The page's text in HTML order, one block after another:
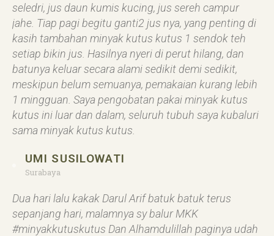
seledri, jus daun kumis kucing, jus sereh campur
jahe. Tiap pagi begitu ganti2 jus nya, yang penting di
kasih tambahan minyak kutus kutus 1 sendok teh
setiap bikin jus. Hasilnya nyeri di perut hilang, dan
batunya keluar secara alami sedikit demi sedikit,
meskipun belum semuanya, pemakaian kurang lebih
1 mingguan. Saya pengobatan pakai minyak kutus
kutus ini luar dan dalam, seluruh tubuh saya kubaluri
sama minyak kutus kutus.
UMI SUSILOWATI
Surabaya
Dua hari lalu kakak Darul Arif batuk batuk terus
sepanjang hari, malamnya sy balur MKK
#minyakkutuskutus Dan Alhamdulillah paginya udah